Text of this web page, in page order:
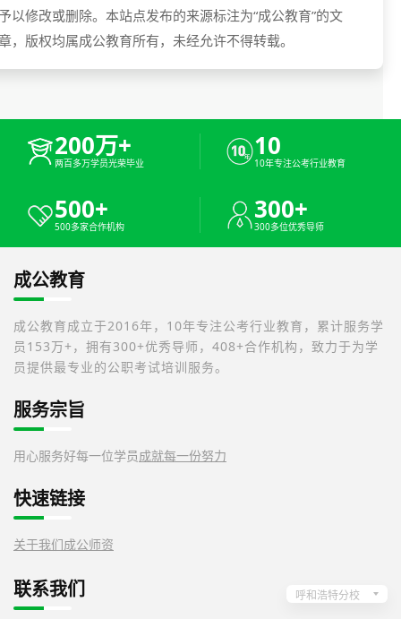
以修改或删除。本站点发布的来源标注为“成公教育”的文
，版权均属成公教育所有，未经允许不得转载。
200万+
两百多万学员光荣毕业
10
10年专注公考行业教育
500+
500多家合作机构
300+
300多位优秀导师
成公教育
成公教育成立于2016年，10年专注公考行业教育，累计服务学
员153万+，拥有300+优秀导师，408+合作机构，致力于为学
员提供最专业的公职考试培训服务。
服务宗旨
用心服务好每一位学员成就每一份努力
快速链接
关于我们成公师资
联系我们 呼和浩特分校